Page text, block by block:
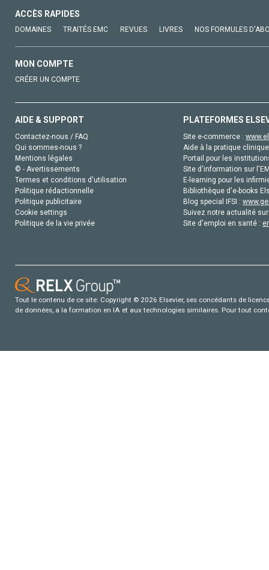
ACCÈS RAPIDES
DOMAINES TRAITÉS EMC REVUES LIVRES NOS FORMULES
MON COMPTE
CRÉER UN COMPTE
AIDE & SUPPORT
Contactez-nous / FAQ
Qui sommes-nous ?
Mentions légales
© - Avertissements
Termes et conditions d'utilisation
Politique rédactionnelle
Politique publicitaire
Cookie settings
Politique de la vie privée
PLATEFORMES
Site e-commerce :
Aide à la pratique
Portail pour les
Site d'information sur
E-learning pour les
Bibliothèque d'e-books
Blog special IFSI :
Suivez notre actualité
Site d'emploi en santé :
Tout le contenu de ce site: Copyright © 2026 Elsevier, ses concédants de
de données, a la formation en IA et aux technologies similaires. Pour tout